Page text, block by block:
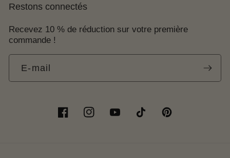
Restons connectés
Recevez 10 % de réduction sur votre première
commande !
E-mail
FacebookInstagramYouTubeTikTok Pinterest